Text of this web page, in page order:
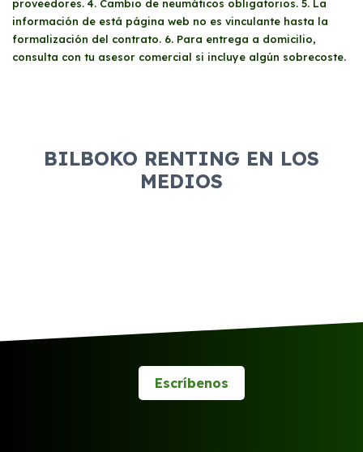
son considerados. Dependiendo del
proveedor y la situación financiera del
solicitante, se puede requerir un aval para
proveedores. 4. Cambio de neumáticos obligatorios. 5. La
información de está página web no es vinculante hasta la
formalización del contrato. 6. Para entrega a domicilio,
consulta con tu asesor comercial si incluye algún sobrecoste.
BILBOKO RENTING EN LOS
MEDIOS
Escríbenos